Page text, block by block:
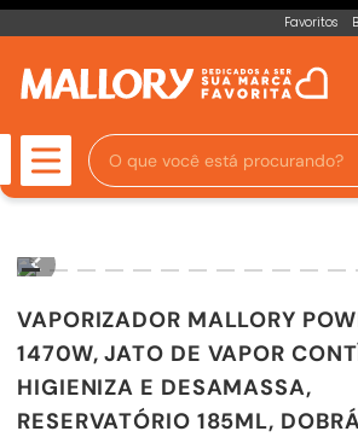
Favoritos
O que você está procurando?
VAPORIZADOR MALLORY
1470W, JATO DE VAPOR
HIGIENIZA E DESAMASSA,
RESERVATÓRIO 185ML,